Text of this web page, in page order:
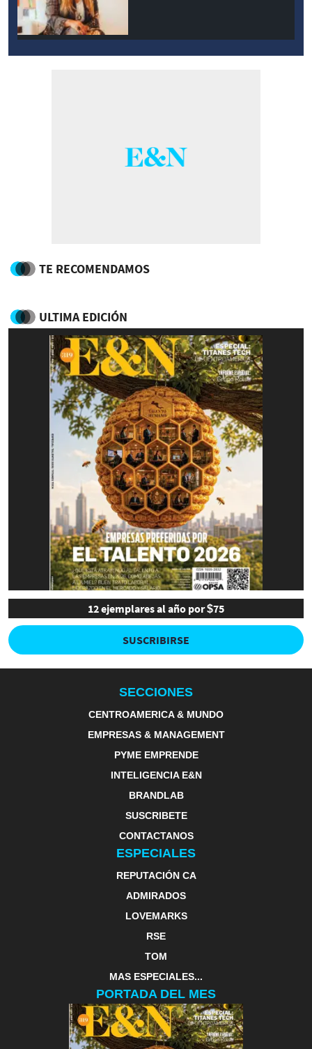
TE RECOMENDAMOS
ULTIMA EDICIÓN
12 ejemplares al año por $75
SUSCRIBIRSE
SECCIONES
CENTROAMERICA & MUNDO
EMPRESAS & MANAGEMENT
PYME EMPRENDE
INTELIGENCIA E&N
BRANDLAB
SUSCRIBETE
CONTACTANOS
ESPECIALES
REPUTACIÓN CA
ADMIRADOS
LOVEMARKS
RSE
TOM
MAS ESPECIALES...
PORTADA DEL MES